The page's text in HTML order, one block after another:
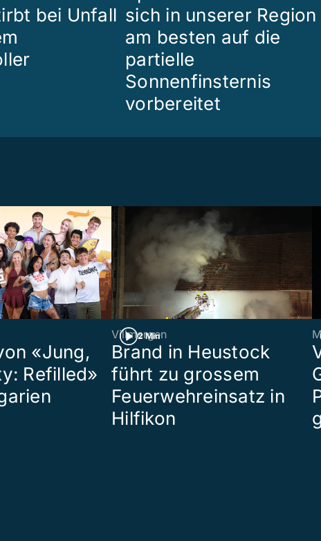
bei Unfall sich in unserer Region
am besten auf die
partielle
Sonnenfinsternis
vorbereitet
«Jung,
Refilled»
2 Min
Villmergen
Brand in Heustock
führt zu grossem
Feuerwehreinsatz in
Hilfikon